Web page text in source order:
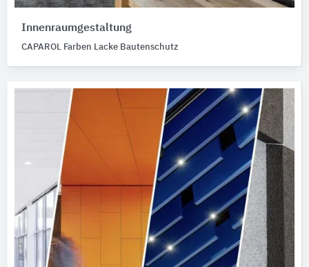
Innenraumgestaltung
CAPAROL Farben Lacke Bautenschutz